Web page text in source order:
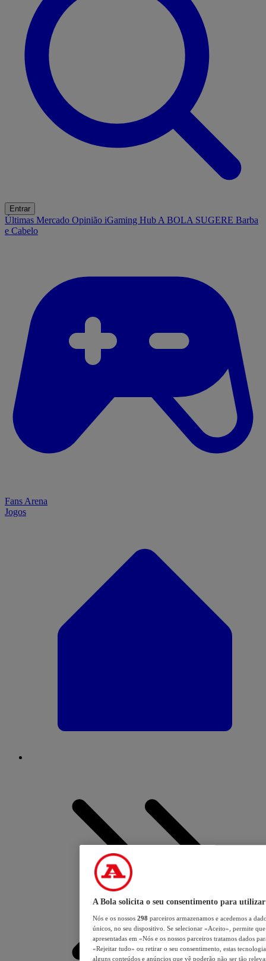
Entrar
Últimas Mercado Opinião iGaming Hub A BOLA SUGERE Barba
e Cabelo
Fans Arena
Jogos
A Bola solicita o seu consentimento para utilizar
Nós e os nossos 298 parceiros armazenamos e acedemos a
únicos, no seu dispositivo. Se selecionar «Aceito», permite
apresentadas em «Nós e os nossos parceiros tratamos dados
«Rejeitar tudo» ou retirar o seu consentimento, estas
alguns conteúdos e anúncios que vê poderão não ser tão